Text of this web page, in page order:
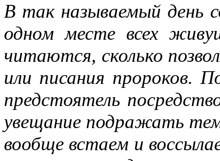
В так называемый день
одном месте всех
читаются, сколько
или писания пророков.
предстоятель
увещание подражать
вообще встаем и